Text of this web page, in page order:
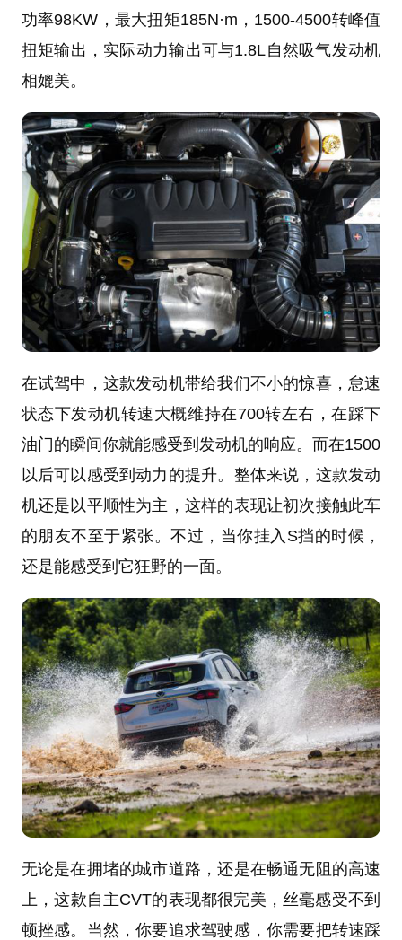
功率98KW，最大扭矩185N·m，1500-4500转峰值
扭矩输出，实际动力输出可与1.8L自然吸气发动机
相媲美。
在试驾中，这款发动机带给我们不小的惊喜，怠速
状态下发动机转速大概维持在700转左右，在踩下
油门的瞬间你就能感受到发动机的响应。而在1500
以后可以感受到动力的提升。整体来说，这款发动
机还是以平顺性为主，这样的表现让初次接触此车
的朋友不至于紧张。不过，当你挂入S挡的时候，
还是能感受到它狂野的一面。
无论是在拥堵的城市道路，还是在畅通无阻的高速
上，这款自主CVT的表现都很完美，丝毫感受不到
顿挫感。当然，你要追求驾驶感，你需要把转速踩